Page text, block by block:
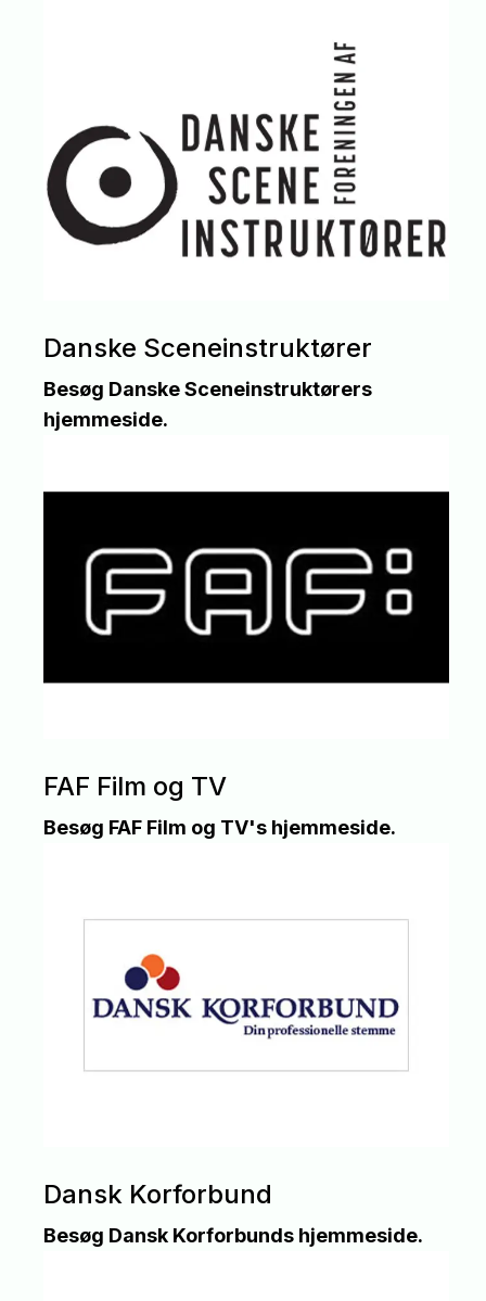
Danske Sceneinstruktører
Besøg Danske Sceneinstruktørers
hjemmeside.
FAF Film og TV
Besøg FAF Film og TV's hjemmeside.
Dansk Korforbund
Besøg Dansk Korforbunds hjemmeside.